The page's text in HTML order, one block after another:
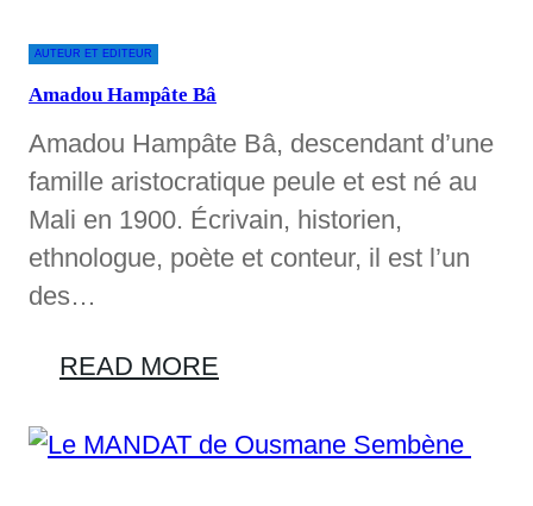
AUTEUR ET EDITEUR
Amadou Hampâte Bâ
Amadou Hampâte Bâ, descendant d’une
famille aristocratique peule et est né au
Mali en 1900. Écrivain, historien,
ethnologue, poète et conteur, il est l’un
des…
READ MORE